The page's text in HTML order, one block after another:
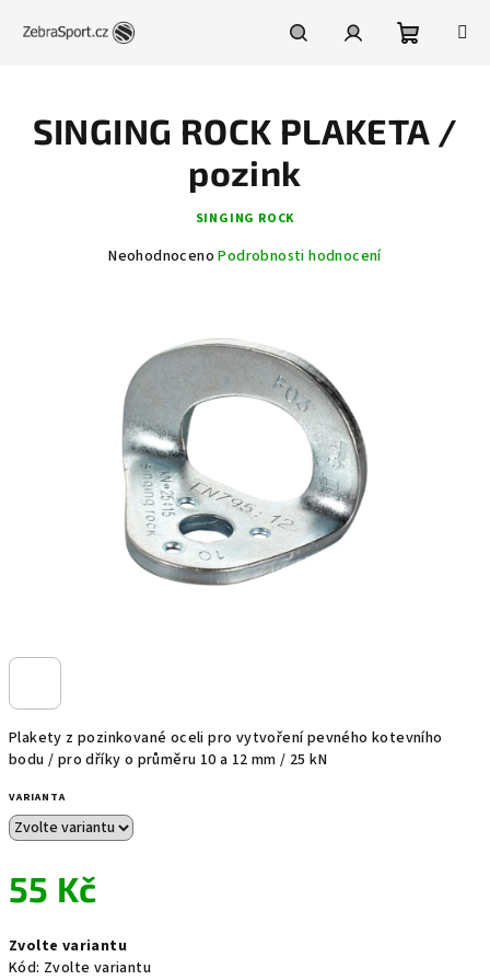
košík
Plakety z pozinkované oceli pro vytvoření pevného kotevního
bodu / pro dříky o průměru 10 a 12 mm / 25 kN
VARIANTA
55 Kč
cena:
Zvolte variantu
Kód: Zvolte variantu
SINGING ROCK PLAKETA /
pozink
SINGING ROCK
Průměrné
hvězdiček.
Neohodnoceno Podrobnosti hodnocení